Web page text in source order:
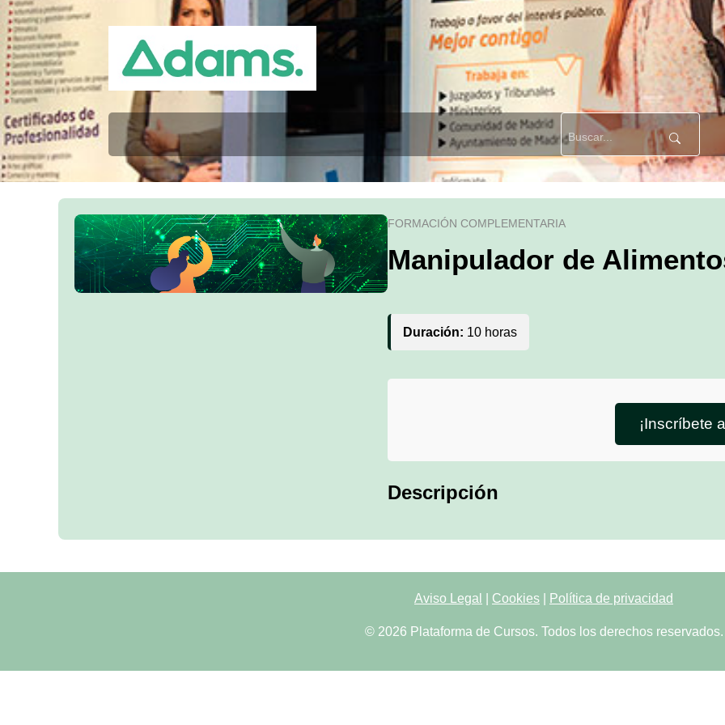
FORMACIÓN COMPLEMENTARIA
Manipulador de
Duración: 10 horas
¡Inscríbete
Descripción
Aviso Legal Cookies Política de privacidad
© 2026 Plataforma de Cursos. Todos los derechos reservados.